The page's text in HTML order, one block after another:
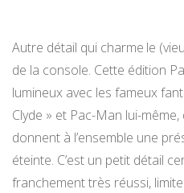
Autre détail qui charme le
de la console. Cette édition
lumineux avec les fameux
Clyde » et Pac-Man lui-
donnent à l’ensemble une
éteinte. C’est un petit détail
franchement très réussi,